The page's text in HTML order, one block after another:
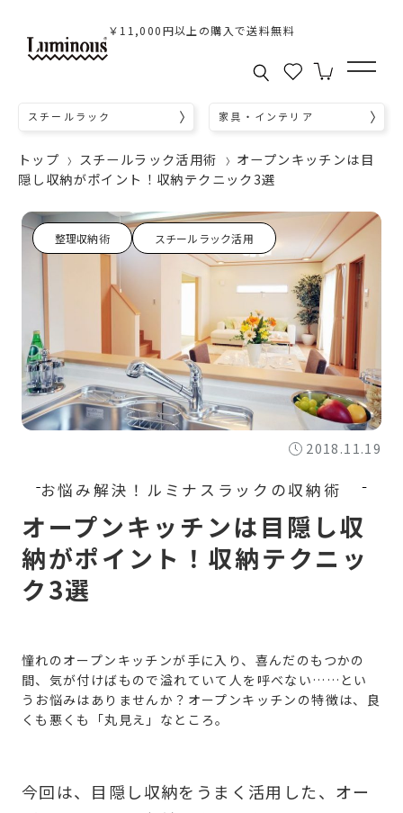
￥11,000円以上の購入で送料無料
スチールラック 家具・インテリア
トップ スチールラック活用術
オープンキッチンは目
隠し収納がポイント！収納テクニック3選
整理収納術 スチールラック活用
2018.11.19
オープンキッチンは目隠し収
納がポイント！収納テクニッ
ク3選
憧れのオープンキッチンが手に入り、喜んだのもつかの
間、気が付けばもので溢れていて人を呼べない……とい
うお悩みはありませんか？オープンキッチンの特徴は、良
くも悪くも「丸見え」なところ。
今回は、目隠し収納をうまく活用した、オー